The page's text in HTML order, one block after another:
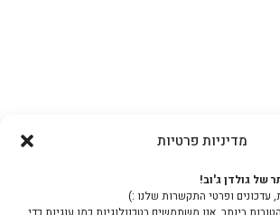
מדיניות פרטיות
של גולדן ג'וב!
עדכונים ופרטי התקשרות שלנו :)